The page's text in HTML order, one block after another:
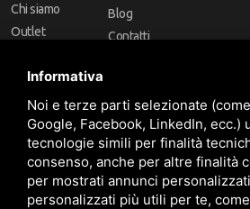
Chi siamo
Outlet
Marchi
Blog
Contatti
Follow Us
Informativa
Noi e terze parti selezionate
Google, Facebook, LinkedIn, ecc.)
tecnologie simili per finalità
consenso, anche per altre finalità
per mostrati annunci
personalizzati più utili per te,